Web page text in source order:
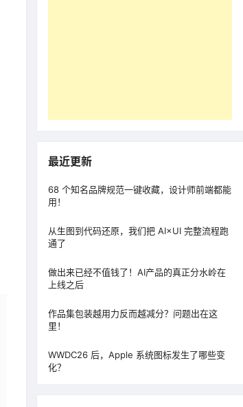
最近更新
68 个知名品牌规范一键收藏，设计师前端都能
用！
从生图到代码还原，我们把 AI×UI 完整流程跑
通了
做出来已经不值钱了！AI产品的真正分水岭在
上线之后
作品集包装越用力反而越减分？问题出在这
里！
WWDC26 后，Apple 系统图标发生了哪些变
化？